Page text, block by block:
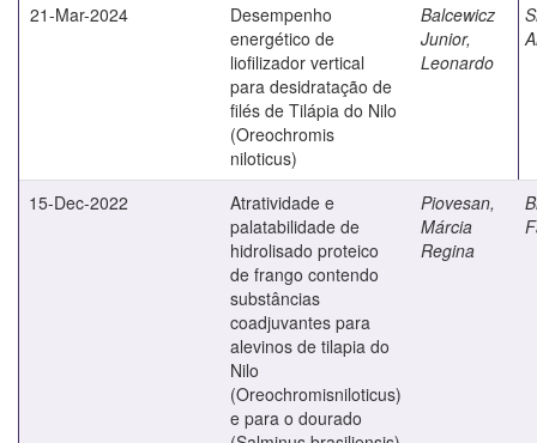
21-Mar-2024
Desempenho
energético de
liofilizador vertical
para desidratação de
filés de Tilápia do Nilo
(Oreochromis
niloticus)
Balcewicz
Junior,
Leonardo
15-Dec-2022
Atratividade e
palatabilidade de
hidrolisado proteico
de frango contendo
substâncias
coadjuvantes para
alevinos de tilapia do
Nilo
(Oreochromisniloticus)
e para o dourado
Piovesan,
Márcia
Regina